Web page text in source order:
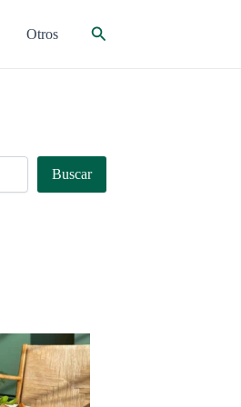
Otros Buscar
Buscar